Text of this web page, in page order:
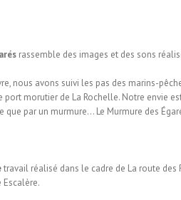
rassemble des images et des sons
nous avons suivi les pas des marins-
port morutier de La Rochelle. Notre envie
que par un murmure… Le Murmure des
travail réalisé dans le cadre de La route